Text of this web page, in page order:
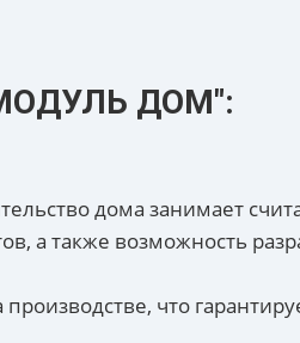
ДОМ":
дома занимает
а также возможность
что